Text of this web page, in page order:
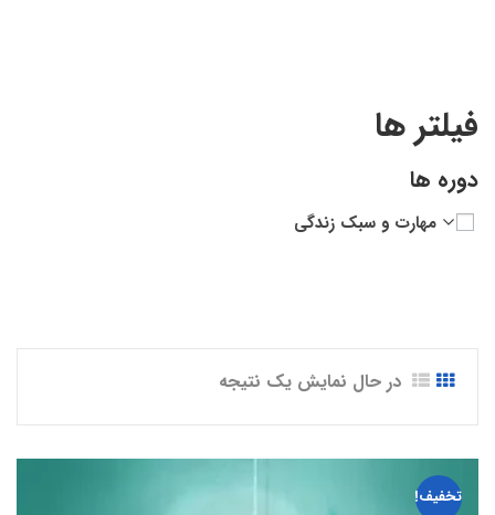
در حال نمایش یک نتیجه
تخفیف!
فیلتر ها
دوره ها
مهارت و سبک زندگی